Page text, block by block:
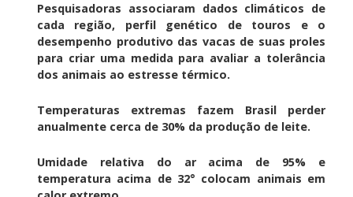
Pesquisadoras associaram dados climáticos de
cada região, perfil genético de touros e o
desempenho produtivo das vacas de suas proles
para criar uma medida para avaliar a tolerância
dos animais ao estresse térmico.
Temperaturas extremas fazem Brasil perder
anualmente cerca de 30% da produção de leite.
Umidade relativa do ar acima de 95% e
temperatura acima de 32° colocam animais em